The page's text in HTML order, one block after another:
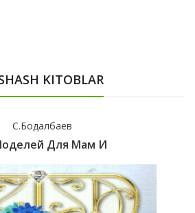
KITOBLAR
С.Бодалбаев
Для Мам И